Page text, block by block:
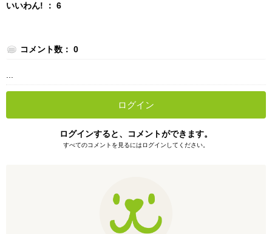
いいわん! ： 6
コメント数： 0
...
ログイン
ログインすると、コメントができます。
すべてのコメントを見るにはログインしてください。